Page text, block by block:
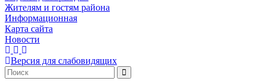
Жителям и гостям района
Информационная
Карта сайта
Новости
Версия для слабовидящих